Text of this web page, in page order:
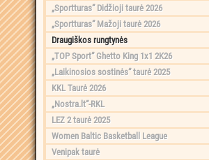
„Sportturas“ Didžioji taurė 2026
„Sportturas“ Mažoji taurė 2026
Draugiškos rungtynės
„TOP Sport“ Ghetto King 1x1 2K26
„Laikinosios sostinės“ taurė 2025
KKL Taurė 2026
„Nostra.lt“-RKL
LEZ 2 taurė 2025
Women Baltic Basketball League
Venipak taurė